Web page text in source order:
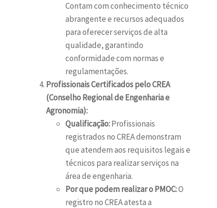
Contam com conhecimento técnico
abrangente e recursos adequados
para oferecer serviços de alta
qualidade, garantindo
conformidade com normas e
regulamentações.
Profissionais Certificados pelo CREA
(Conselho Regional de Engenharia e
Agronomia):
Qualificação:Profissionais
registrados no CREA demonstram
que atendem aos requisitos legais e
técnicos para realizar serviços na
área de engenharia.
Por que podem realizar o PMOC:O
registro no CREA atesta a